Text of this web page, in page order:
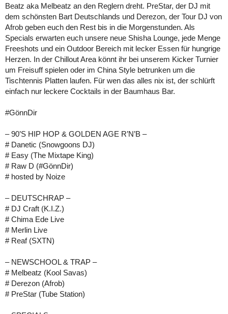
Beatz aka Melbeatz an den Reglern dreht. PreStar, der DJ mit
dem schönsten Bart Deutschlands und Derezon, der Tour DJ von
Afrob geben euch den Rest bis in die Morgenstunden. Als
Specials erwarten euch unsere neue Shisha Lounge, jede Menge
Freeshots und ein Outdoor Bereich mit lecker Essen für hungrige
Herzen. In der Chillout Area könnt ihr bei unserem Kicker Turnier
um Freisuff spielen oder im China Style betrunken um die
Tischtennis Platten laufen. Für wen das alles nix ist, der schlürft
einfach nur leckere Cocktails in der Baumhaus Bar.
#GönnDir
– 90’S HIP HOP & GOLDEN AGE R’N’B –
# Danetic (Snowgoons DJ)
# Easy (The Mixtape King)
# Raw D (#GönnDir)
# hosted by Noize
– DEUTSCHRAP –
# DJ Craft (K.I.Z.)
# Chima Ede Live
# Merlin Live
# Reaf (SXTN)
– NEWSCHOOL & TRAP –
# Melbeatz (Kool Savas)
# Derezon (Afrob)
# PreStar (Tube Station)